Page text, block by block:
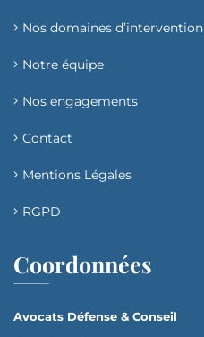
Nos domaines d’intervention​
Notre équipe
Nos engagements
Contact
Mentions Légales
RGPD
Coordonnées
Avocats Défense & Conseil